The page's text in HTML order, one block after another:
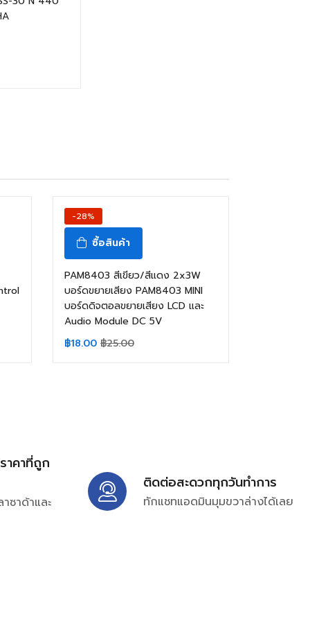
-28%
ซื้อสินค้า
PAM8403 สีเขียว/สีแดง 2x3W
บอร์ดขยายเสียง PAM8403 MINI
บอร์ดดิจตอลขยายเสียง LCD และ
Audio Module DC 5V
฿18.00 ฿25.00
าคาที่ถูก
ซาด้าและ
ติดต่อสะดวกทุกวันทำการ
ทักแชทแอดมินมุมขวาล่างได้เลย